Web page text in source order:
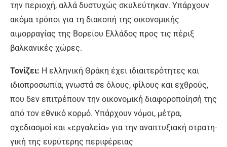
την περιοχή, αλλά δυστυχώς σκυλεύτηκαν. Υπάρχουν
ακόμα τρόποι για τη διακοπή της οικονομικής
αιμορραγίας της Βορείου Ελλάδος προς τις πέριξ
βαλκανικές χώρες.
Τονίζει: Η ελληνική Θράκη έχει ιδιαιτερό­τητες και
ιδιοπροσωπία, γνωστά σε όλους, φί­λους και εχθρούς,
που δεν επιτρέπουν την οι­κονομική διαφοροποίησή της
από τον εθνικό κορμό. Υπάρχουν νόμοι, μέτρα,
σχεδιασμοί και «εργαλεία» για την αναπτυξιακή στρατη­
γική της ευρύτερης περιφέρειας